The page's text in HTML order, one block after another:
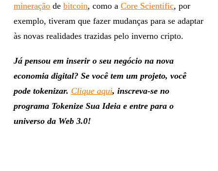
mineração de bitcoin, como a Core Scientific, por
exemplo, tiveram que fazer mudanças para se adaptar
às novas realidades trazidas pelo inverno cripto.
Já pensou em inserir o seu negócio na nova
economia digital? Se você tem um projeto, você
pode tokenizar. Clique aqui, inscreva-se no
programa Tokenize Sua Ideia e entre para o
universo da Web 3.0!